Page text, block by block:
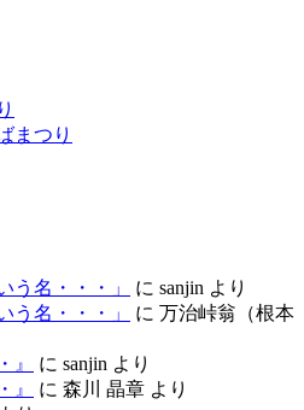
まつり
名・・・」 に sanjin より
名・・・」
に 万治峠翁（根本
』
に sanjin より
』
に 森川 晶章 より